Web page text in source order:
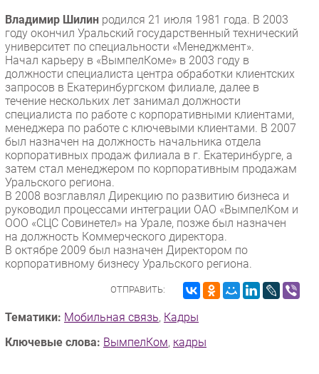
Владимир Шилин родился 21 июля 1981 года. В 2003
году окончил Уральский государственный технический
университет по специальности «Менеджмент».
Начал карьеру в «ВымпелКоме» в 2003 году в
должности специалиста центра обработки клиентских
запросов в Екатеринбургском филиале, далее в
течение нескольких лет занимал должности
специалиста по работе с корпоративными клиентами,
менеджера по работе с ключевыми клиентами. В 2007
был назначен на должность начальника отдела
корпоративных продаж филиала в г. Екатеринбурге, а
затем стал менеджером по корпоративным продажам
Уральского региона.
В 2008 возглавлял Дирекцию по развитию бизнеса и
руководил процессами интеграции ОАО «ВымпелКом и
ООО «СЦС Совинетел» на Урале, позже был назначен
на должность Коммерческого директора.
В октябре 2009 был назначен Директором по
корпоративному бизнесу Уральского региона.
ОТПРАВИТЬ:
Тематики: Мобильная связь, Кадры
Ключевые слова: ВымпелКом, кадры